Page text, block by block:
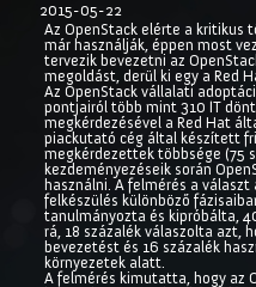
2015-05-22
Az OpenStack elérte a kritikus
már használják, éppen most
tervezik bevezetni az
megoldást, derül ki egy a Red
Az OpenStack vállalati
pontjairól több mint 310 IT
megkérdezésével a Red Hat
piackutató cég által készített
megkérdezettek többsége (75
kezdeményezéseik során
használni. A felmérés a
felkészülés különböző
tanulmányozta és kipróbálta,
rá, 18 százalék válaszolta azt,
bevezetést és 16 százalék
környezetek alatt.
A felmérés kimutatta, hogy az